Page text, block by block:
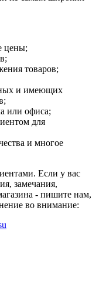
цены;
товаров;
и имеющих
или офиса;
для
и многое
Если у вас
замечания,
- пишите нам,
во внимание: